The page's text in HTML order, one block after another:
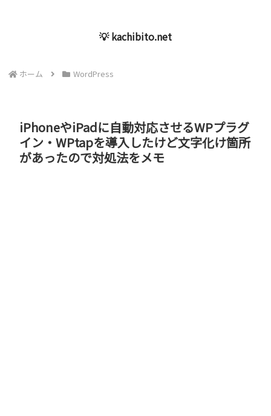
💡 kachibito.net
ホーム WordPress
iPhoneやiPadに自動対応させるWPプラグ
イン・WPtapを導入したけど文字化け箇所
があったので対処法をメモ